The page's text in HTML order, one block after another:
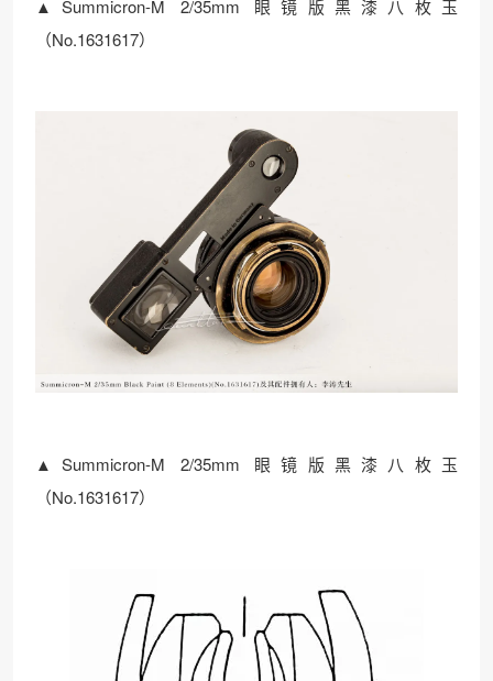
▲Summicron-M 2/35mm 眼镜版黑漆八枚玉
（No.1631617）
▲Summicron-M 2/35mm 眼镜版黑漆八枚玉
（No.1631617）